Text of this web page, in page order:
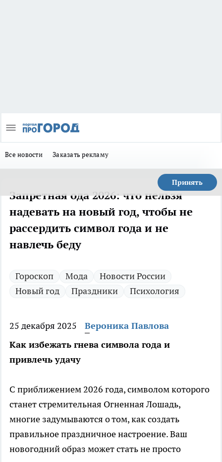
Все новости Заказать рекламу
Принять
Запретная ода 2026: что нельзя
надевать на новый год, чтобы не
рассердить символ года и не
навлечь беду
Гороскоп Мода
Новости России
Новый год
Праздники Психология
25 декабря 2025
Вероника Павлова
Как избежать гнева символа года и
привлечь удачу
С приближением 2026 года, символом которого
станет стремительная Огненная Лошадь,
многие задумываются о том, как создать
правильное праздничное настроение. Ваш
новогодний образ может стать не просто